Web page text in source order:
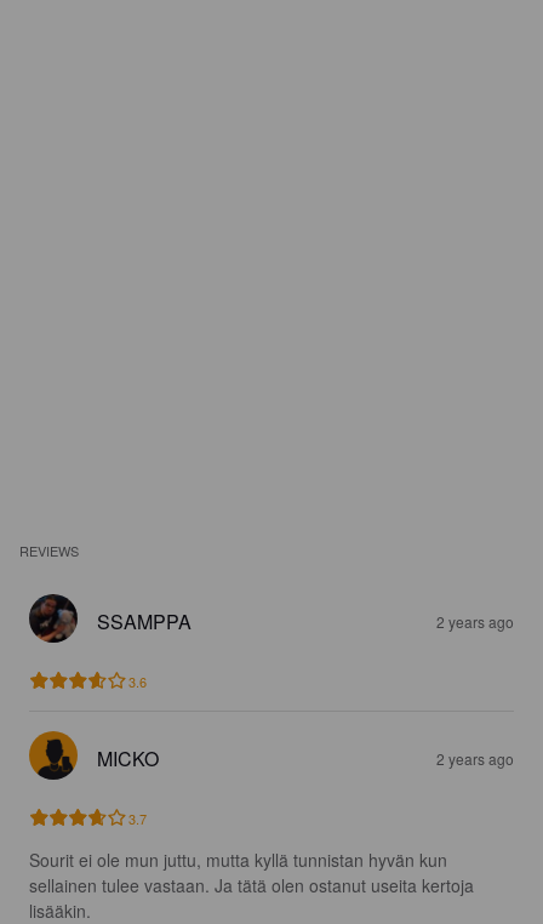
REVIEWS
SSAMPPA 2 years ago
3.6
MICKO 2 years ago
3.7
Sourit ei ole mun juttu, mutta kyllä tunnistan hyvän kun
sellainen tulee vastaan. Ja tätä olen ostanut useita kertoja
lisääkin.